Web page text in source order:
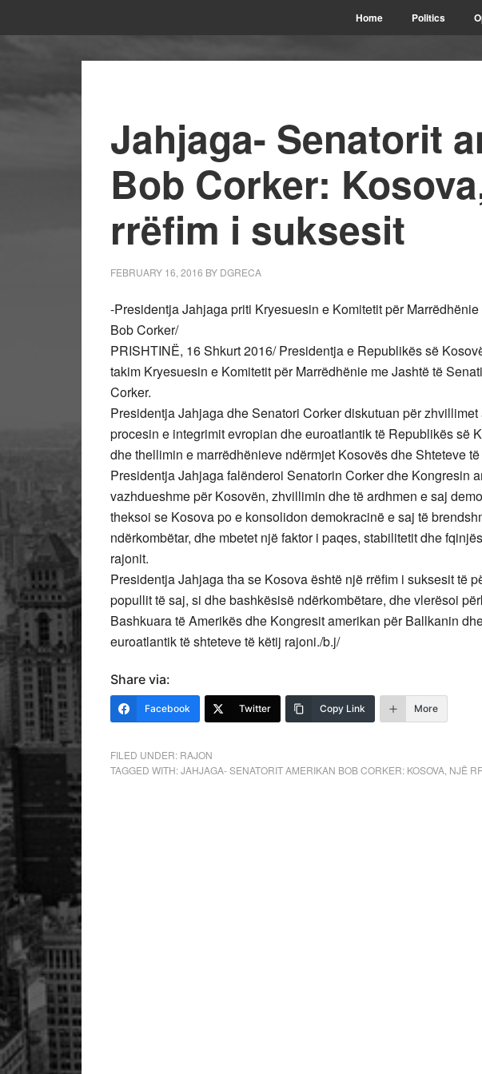
Home Politics
Jahjaga- Senatorit
Bob Corker:
rrëfim i suksesit
FEBRUARY 16, 2016 BY DGRECA
-Presidentja Jahjaga priti Kryesuesin e Komitetit për
Bob Corker/
PRISHTINË, 16 Shkurt 2016/ Presidentja e Republikës së
takim Kryesuesin e Komitetit për Marrëdhënie me Jashtë të
Corker.
Presidentja Jahjaga dhe Senatori Corker diskutuan për
procesin e integrimit evropian dhe euroatlantik të Republikës së
dhe thellimin e marrëdhënieve ndërmjet Kosovës dhe Shteteve
Presidentja Jahjaga falënderoi Senatorin Corker dhe Kongresin
vazhdueshme për Kosovën, zhvillimin dhe të ardhmen e saj
theksoi se Kosova po e konsolidon demokracinë e saj të
ndërkombëtar, dhe mbetet një faktor i paqes, stabilitetit dhe
rajonit.
Presidentja Jahjaga tha se Kosova është një rrëfim i suksesit të
popullit të saj, si dhe bashkësisë ndërkombëtare, dhe vlerësoi
Bashkuara të Amerikës dhe Kongresit amerikan për Ballkanin
euroatlantik të shteteve të këtij rajoni./b.j/
Share via:
Facebook Twitter Copy Link More
FILED UNDER: RAJON
TAGGED WITH:JAHJAGA- SENATORIT AMERIKAN BOB CORKER: KOSOVA NJË